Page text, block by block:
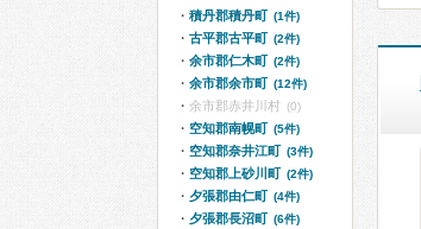
積丹郡積丹町 (1件)
古平郡古平町 (2件)
余市郡仁木町 (2件)
余市郡余市町 (12件)
余市郡赤井川村 (0)
空知郡南幌町 (5件)
空知郡奈井江町 (3件)
空知郡上砂川町 (2件)
夕張郡由仁町 (4件)
夕張郡長沼町 (6件)